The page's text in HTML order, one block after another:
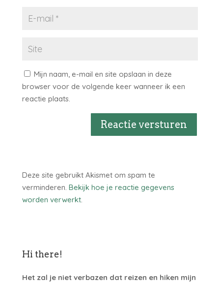
Mijn naam, e-mail en site opslaan in deze
browser voor de volgende keer wanneer ik een
reactie plaats.
Reactie versturen
Deze site gebruikt Akismet om spam te
verminderen. Bekijk hoe je reactie gegevens
worden verwerkt.
Hi there!
Het zal je niet verbazen dat reizen en hiken mijn